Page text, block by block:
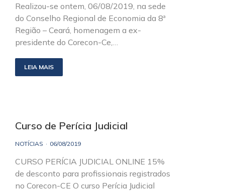
Realizou-se ontem, 06/08/2019, na sede
do Conselho Regional de Economia da 8ª
Região – Ceará, homenagem a ex-
presidente do Corecon-Ce,…
LEIA MAIS
Curso de Perícia Judicial
NOTÍCIAS 06/08/2019
CURSO PERÍCIA JUDICIAL ONLINE 15%
de desconto para profissionais registrados
no Corecon-CE O curso Perícia Judicial